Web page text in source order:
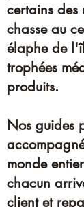
certains des
chasse au
élaphe de
trophées
produits.
Nos guides
monde
chacun
client et